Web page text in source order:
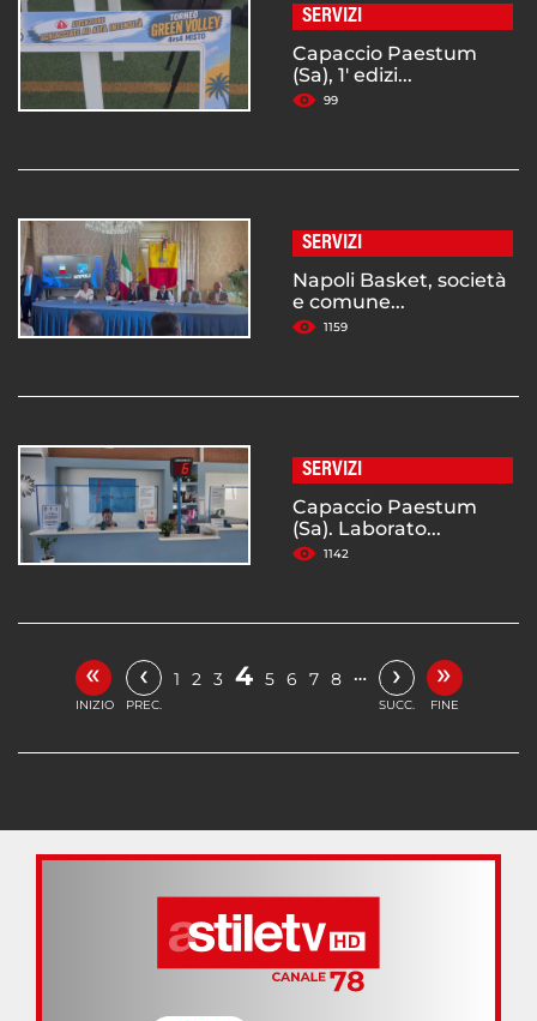
SERVIZI
Capaccio Paestum
(Sa), 1' edizi...
99
SERVIZI
Napoli Basket, società
e comune...
1159
SERVIZI
Capaccio Paestum
(Sa). Laborato...
1142
«
INIZIO
‹
PREC.
1 2 3 4 5 6 7 8 … ›
SUCC.
»
FINE